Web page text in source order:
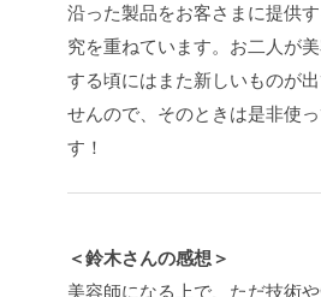
沿った製品をお客さまに提供
究を重ねています。お二人が
する頃にはまた新しいものが
せんので、そのときは是非使
す！
＜鈴木さんの感想＞
美容師になる上で、ただ技術